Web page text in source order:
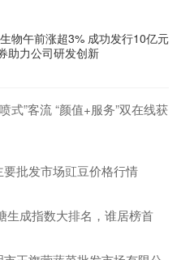
物午前涨超3% 成功发行10亿元
助力公司研发创新
式”客流 “颜值+服务”双在线获
批发市场豇豆价格行情
生成指数大排名，谁居榜首